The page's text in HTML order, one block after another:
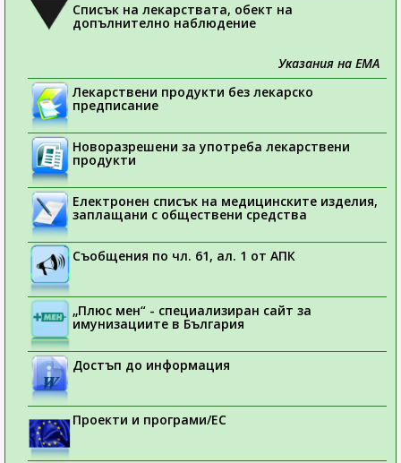
Списък на лекарствата, обект на
допълнително наблюдение
Указания на ЕМА
Лекарствени продукти без лекарско
предписание
Новоразрешени за употреба лекарствени
продукти
Електронен списък на медицинските изделия,
заплащани с обществени средства
Съобщения по чл. 61, ал. 1 от АПК
„Плюс мен“ - специализиран сайт за
имунизациите в България
Достъп до информация
Проекти и програми/ЕС